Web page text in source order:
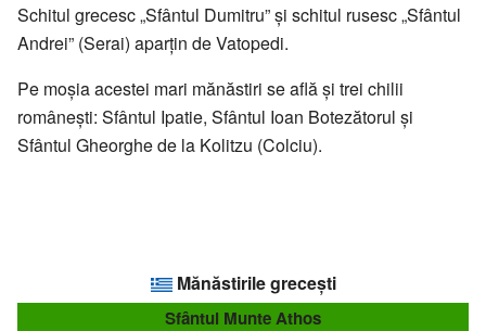
Schitul grecesc „Sfântul Dumitru” și schitul rusesc „Sfântul
Andrei” (Serai) aparțin de Vatopedi.
Pe moșia acestei mari mănăstiri se află și trei chilii
românești: Sfântul Ipatie, Sfântul Ioan Botezătorul și
Sfântul Gheorghe de la Kolitzu (Colciu).
Mănăstirile grecești
Sfântul Munte Athos